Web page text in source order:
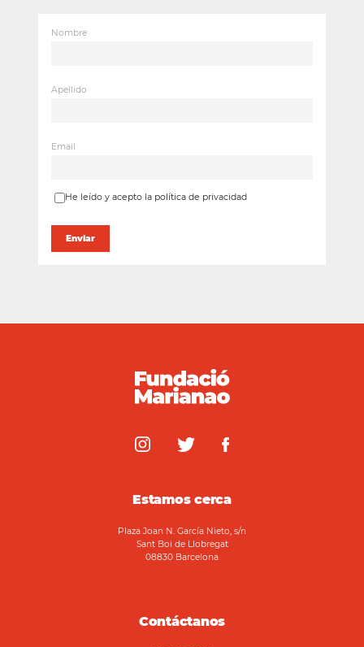
Nombre
Apellido
Email
He leído y acepto la política de privacidad
Estamos cerca
Plaza Joan N. García Nieto, s/n
Sant Boi de Llobregat
08830 Barcelona
Contáctanos